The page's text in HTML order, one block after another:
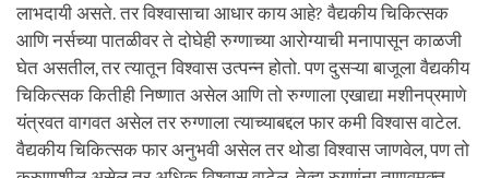
लाभदायी असते. तर विश्वासाचा आधार काय आहे? वैद्यकीय चिकित्सक
आणि नर्सच्या पातळीवर ते दोघेही रुग्णाच्या आरोग्याची मनापासून काळजी
घेत असतील, तर त्यातून विश्वास उत्पन्न होतो. पण दुसऱ्या बाजूला वैद्यकीय
चिकित्सक कितीही निष्णात असेल आणि तो रुग्णाला एखाद्या मशीनप्रमाणे
यंत्रवत वागवत असेल तर रुग्णाला त्याच्याबद्दल फार कमी विश्वास वाटेल.
वैद्यकीय चिकित्सक फार अनुभवी असेल तर थोडा विश्वास जाणवेल, पण तो